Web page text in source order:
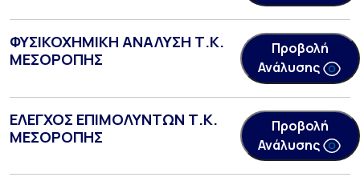
ΦΥΣΙΚΟΧΗΜΙΚΗ ΑΝΑΛΥΣΗ Τ.Κ.
ΜΕΣΟΡΟΠΗΣ
Προβολή
Ανάλυσης
ΕΛΕΓΧΟΣ ΕΠΙΜΟΛΥΝΤΩΝ Τ.Κ.
ΜΕΣΟΡΟΠΗΣ
Προβολή
Ανάλυσης